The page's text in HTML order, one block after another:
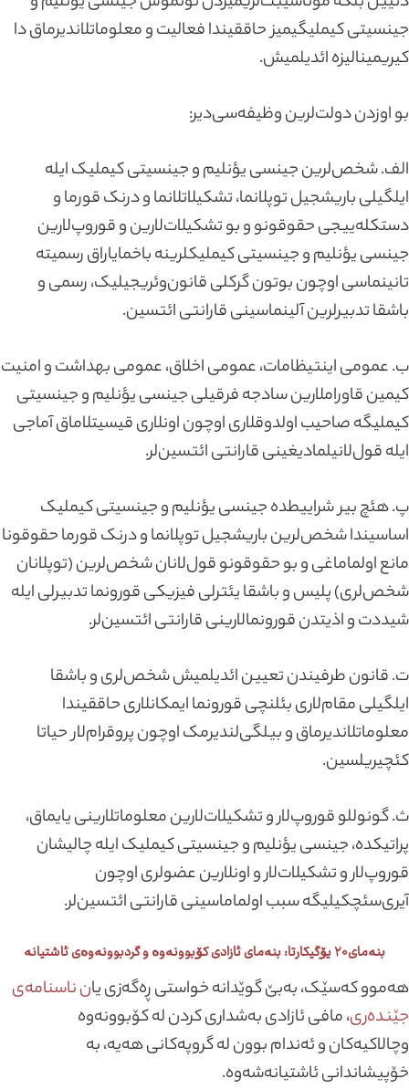
جینسیتی کیملیگیمیز حاققیندا فعالیت و معلوماتلاندیرماق دا
کیریمینالیزه ائدیلمیش.
بو اوزدن دولت‌لرین وظیفه‌سی‌دیر:
الف. شخص‌لرین جینسی یؤنلیم و جینسیتی کیملیک ایله
ایلگیلی باریشجیل توپلانما، تشکیلاتلانما و درنک قورما و
دستکله‌ییجی حقوقونو و بو تشکیلات‌لارین و قوروپ‌لارین
جینسی یؤنلیم و جینسیتی کیملیکلرینه باخمایاراق رسمیته
تانینماسی اوچون بوتون گرکلی قانون‌وئریجیلیک، رسمی و
باشقا تدبیرلرین آلینماسینی قارانتی ائتسین.
ب. عمومی اینتیظامات، عمومی اخلاق، عمومی بهداشت و امنیت
کیمین قاوراملارین سادجه فرقیلی جینسی یؤنلیم و جینسیتی
کیملیگه صاحیب اولدوقلاری اوچون اونلاری قیسیتلاماق آماجی
ایله قول‌لانیلمادیغینی قارانتی ائتسین‌لر.
پ. هئچ بیر شراییطده جینسی یؤنلیم و جینسیتی کیملیک
اساسیندا شخص‌لرین باریشجیل توپلانما و درنک قورما حقوقونا
مانع اولماماغی و بو حقوقونو قول‌لانان شخص‌لرین (توپلانان
شخص‌لری) پلیس و باشقا یئترلی فیزیکی قورونما تدبیرلی ایله
شیددت و اذیتدن قورونمالارینی قارانتی ائتسین‌لر.
ت. قانون طرفیندن تعیین ائدیلمیش شخص‌لری و باشقا
ایلگیلی مقام‌لاری بئلنچی قورونما ایمکانلاری حاققیندا
معلوماتلاندیرماق و بیلگی‌لندیرمک اوچون پروقرام‌لار حیاتا
کئچیریلسین.
ث. گونوللو قوروپ‌لار و تشکیلات‌لارین معلوماتلارینی یایماق،
پراتیکده، جینسی یؤنلیم و جینسیتی کیملیک ایله چالیشان
قوروپ‌لار و تشکیلات‌لار و اونلارین عضولری اوچون
آیری‌سئچکیلیگه سبب اولماماسینی قارانتی ائتسین‌لر.
بنەمای۲۰ یۆگیکارتا: بنەمای ئازادی کۆبوونەوە و گردبوونەوەی ئاشتیانە
هەموو کەسێک، بەبێ گوێدانە خواستی ڕەگەزی یان ناسنامەی
جێندەری، مافی ئازادی بەشداری کردن لە کۆبوونەوە
وچالاکیەکان و ئەندام بوون لە گروپەکانی هەیە، بە
خۆپیشاندانی ئاشتیانەشەوە.